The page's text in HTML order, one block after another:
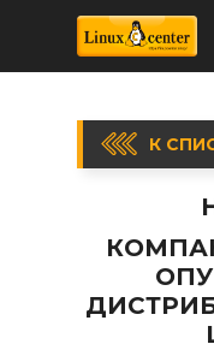
К